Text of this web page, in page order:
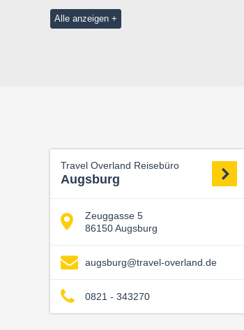
Alle anzeigen
Travel Overland Reisebüro
Augsburg
Zeuggasse 5
86150 Augsburg
augsburg@travel-overland.de
0821 - 343270